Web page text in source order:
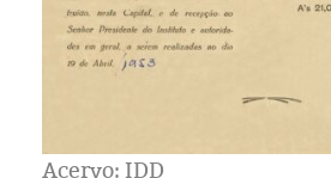
Acervo: IDD